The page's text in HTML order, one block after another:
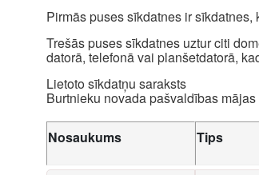
Pirmās puses sīkdatnes ir
Trešās puses sīkdatnes uztur citi
datorā, telefonā vai planšetdatorā,
Lietoto sīkdatņu saraksts
Burtnieku novada pašvaldības
Nosaukums Tips